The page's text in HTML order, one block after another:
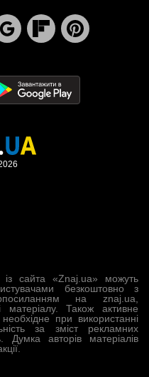
із сайта «Znaj.ua» можуть
безкоштовно з
на znaj.ua,
Також активне
при використанні
за зміст рекламних
Думка авторів матеріалів